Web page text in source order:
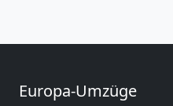
Europa-Umzüge